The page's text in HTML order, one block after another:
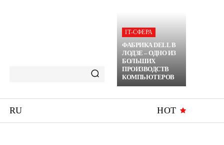
ІТ-СФЕРА
ФАБРИКА DELL В
ЛОДЗЕ – ОДНО ИЗ
БОЛЬШИХ
ПРОИЗВОДСТВ
КОМПЬЮТЕРОВ
RU HOT